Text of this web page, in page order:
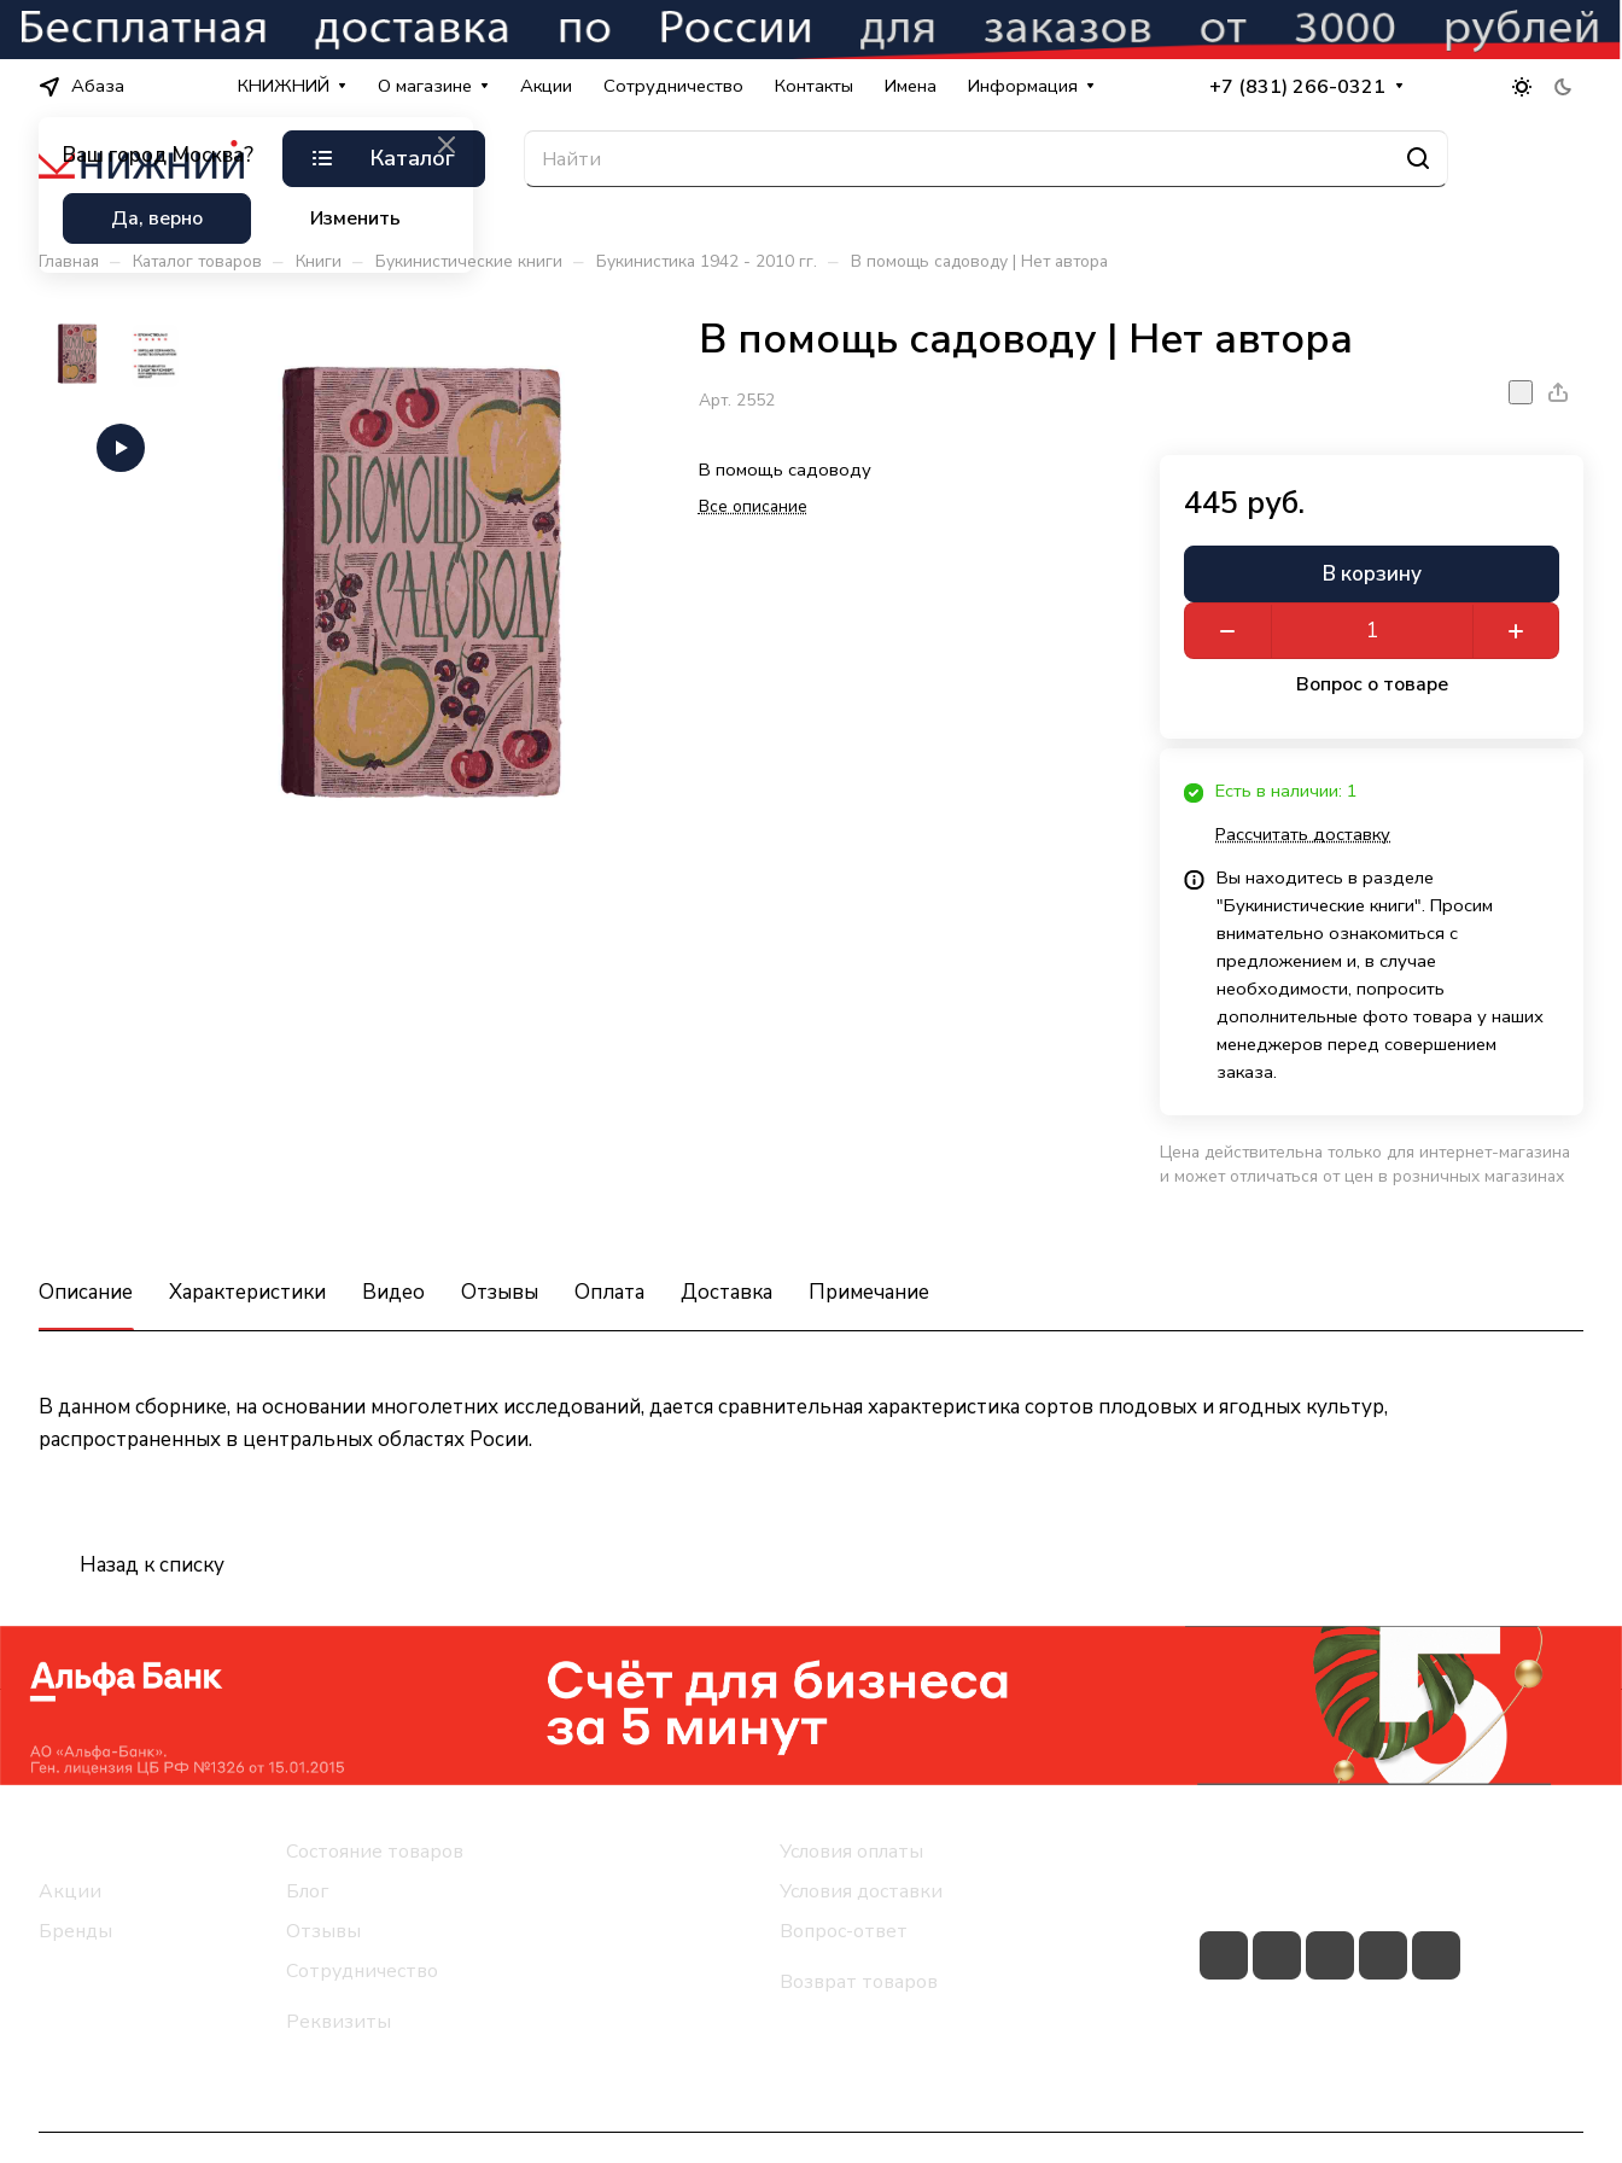
Абаза
Ваш город Москва?
Да, верно Изменить
КНИЖНИЙ О магазине Акции Сотрудничество Контакты Имена Информация +7 (831) 266-0321
Каталог
Главная – Каталог товаров – Книги – Букинистические книги – Букинистика 1942 - 2010 гг. – В помощь садоводу | Нет автора
В помощь садоводу | Нет автора
Арт. 2552
В помощь садоводу
Все описание 445 руб.
В корзину
Вопрос о товаре
Есть в наличии: 1
Рассчитать доставку
Вы находитесь в разделе
"Букинистические книги". Просим
внимательно ознакомиться с
предложением и, в случае
необходимости, попросить
дополнительные фото товара у наших
менеджеров перед совершением
заказа.
Цена действительна только для интернет-магазина
и может отличаться от цен в розничных магазинах
Описание Характеристики Видео Отзывы Оплата Доставка Примечание
В данном сборнике, на основании многолетних исследований, дается сравнительная характеристика сортов плодовых и ягодных культур,
распространенных в центральных областях Росии.
Назад к списку
Акции
Бренды
Состояние товаров
Блог
Отзывы
Сотрудничество
Реквизиты
Условия оплаты
Условия доставки
Вопрос-ответ
Возврат товаров